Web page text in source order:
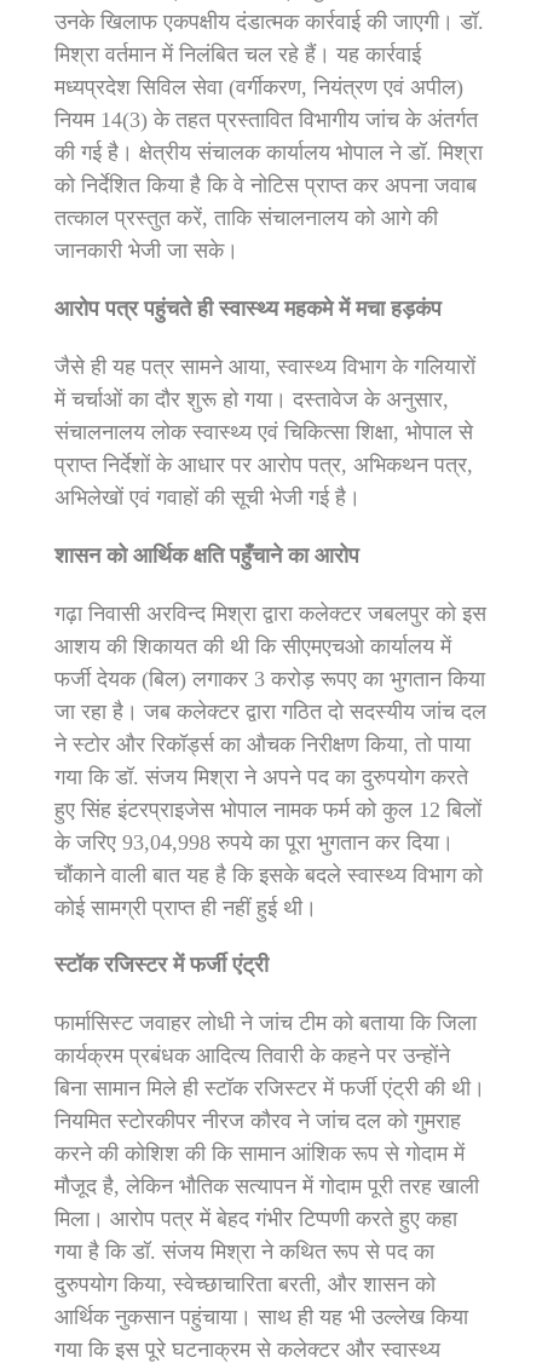
उनके खिलाफ एकपक्षीय दंडात्मक कार्रवाई की जाएगी। डॉ.
मिश्रा वर्तमान में निलंबित चल रहे हैं। यह कार्रवाई
मध्यप्रदेश सिविल सेवा (वर्गीकरण, नियंत्रण एवं अपील)
नियम 14(3) के तहत प्रस्तावित विभागीय जांच के अंतर्गत
की गई है। क्षेत्रीय संचालक कार्यालय भोपाल ने डॉ. मिश्रा
को निर्देशित किया है कि वे नोटिस प्राप्त कर अपना जवाब
तत्काल प्रस्तुत करें, ताकि संचालनालय को आगे की
जानकारी भेजी जा सके।
आरोप पत्र पहुंचते ही स्वास्थ्य महकमे में मचा हड़कंप
जैसे ही यह पत्र सामने आया, स्वास्थ्य विभाग के गलियारों
में चर्चाओं का दौर शुरू हो गया। दस्तावेज के अनुसार,
संचालनालय लोक स्वास्थ्य एवं चिकित्सा शिक्षा, भोपाल से
प्राप्त निर्देशों के आधार पर आरोप पत्र, अभिकथन पत्र,
अभिलेखों एवं गवाहों की सूची भेजी गई है।
शासन को आर्थिक क्षति पहुँचाने का आरोप
गढ़ा निवासी अरविन्द मिश्रा द्वारा कलेक्टर जबलपुर को इस
आशय की शिकायत की थी कि सीएमएचओ कार्यालय में
फर्जी देयक (बिल) लगाकर 3 करोड़ रूपए का भुगतान किया
जा रहा है। जब कलेक्टर द्वारा गठित दो सदस्यीय जांच दल
ने स्टोर और रिकॉर्ड्स का औचक निरीक्षण किया, तो पाया
गया कि डॉ. संजय मिश्रा ने अपने पद का दुरुपयोग करते
हुए सिंह इंटरप्राइजेस भोपाल नामक फर्म को कुल 12 बिलों
के जरिए 93,04,998 रुपये का पूरा भुगतान कर दिया।
चौंकाने वाली बात यह है कि इसके बदले स्वास्थ्य विभाग को
कोई सामग्री प्राप्त ही नहीं हुई थी।
स्टॉक रजिस्टर में फर्जी एंट्री
फार्मासिस्ट जवाहर लोधी ने जांच टीम को बताया कि जिला
कार्यक्रम प्रबंधक आदित्य तिवारी के कहने पर उन्होंने
बिना सामान मिले ही स्टॉक रजिस्टर में फर्जी एंट्री की थी।
नियमित स्टोरकीपर नीरज कौरव ने जांच दल को गुमराह
करने की कोशिश की कि सामान आंशिक रूप से गोदाम में
मौजूद है, लेकिन भौतिक सत्यापन में गोदाम पूरी तरह खाली
मिला। आरोप पत्र में बेहद गंभीर टिप्पणी करते हुए कहा
गया है कि डॉ. संजय मिश्रा ने कथित रूप से पद का
दुरुपयोग किया, स्वेच्छाचारिता बरती, और शासन को
आर्थिक नुकसान पहुंचाया। साथ ही यह भी उल्लेख किया
गया कि इस पूरे घटनाक्रम से कलेक्टर और स्वास्थ्य